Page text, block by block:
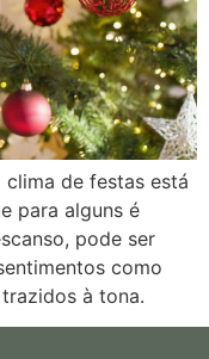
de festas está
para alguns é
pode ser
como
à tona.